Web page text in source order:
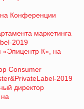
Конференции
маркетинга
2019
К», на
Consumer
2019
директор